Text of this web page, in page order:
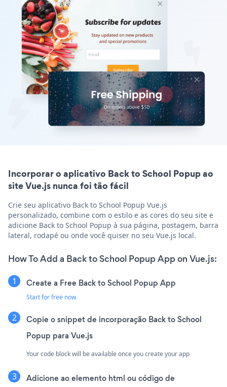
Incorporar o aplicativo Back to School Popup ao
site Vue.js nunca foi tão fácil
Crie seu aplicativo Back to School Popup Vue.js
personalizado, combine com o estilo e as cores do seu site e
adicione Back to School Popup à sua página, postagem, barra
lateral, rodapé ou onde você quiser no seu Vue.js local.
How To Add a Back to School Popup App on Vue.js:
Create a Free Back to School Popup App
Start for free now
Copie o snippet de incorporação Back to School
Popup para Vue.js
Your code block will be available once you create your app
Adicione ao elemento html ou código de